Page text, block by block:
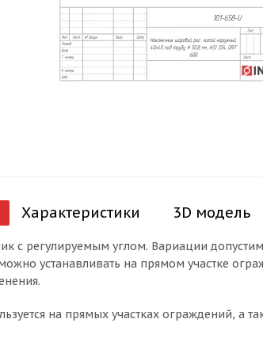
Характеристики 3D модель
с регулируемым углом. Вариации
устанавливать на прямом участке
на прямых участках ограждений, а